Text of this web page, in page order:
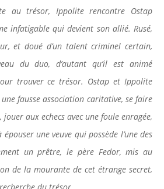
au trésor, Ippolite rencontre Ostap
infatigable qui devient son allié. Rusé,
et doué d’un talent criminel certain,
du duo, d’autant qu’il est animé
trouver ce trésor. Ostap et Ippolite
fausse association caritative, se faire
aux echecs avec une foule enragée,
une veuve qui possède l’une des
un prêtre, le père Fedor, mis au
de la mourante de cet étrange secret,